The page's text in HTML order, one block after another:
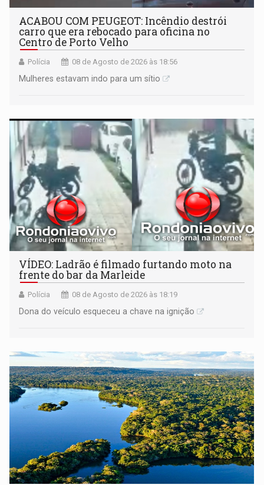
ACABOU COM PEUGEOT: Incêndio destrói
carro que era rebocado para oficina no
Centro de Porto Velho
Polícia 08 de Agosto de 2026 às 18:56
Mulheres estavam indo para um sítio
VÍDEO: Ladrão é filmado furtando moto na
frente do bar da Marleide
Polícia 08 de Agosto de 2026 às 18:19
Dona do veículo esqueceu a chave na ignição